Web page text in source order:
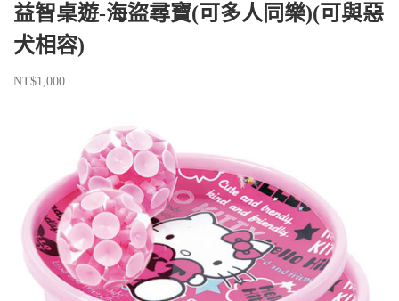
益智桌遊-海盜尋寶(可多人同樂)(可與惡
犬相容)
NT$1,000